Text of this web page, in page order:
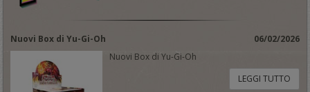
Nuovi Box di Yu-Gi-Oh
06/02/2026
Nuovi Box di Yu-Gi-Oh
LEGGI TUTTO